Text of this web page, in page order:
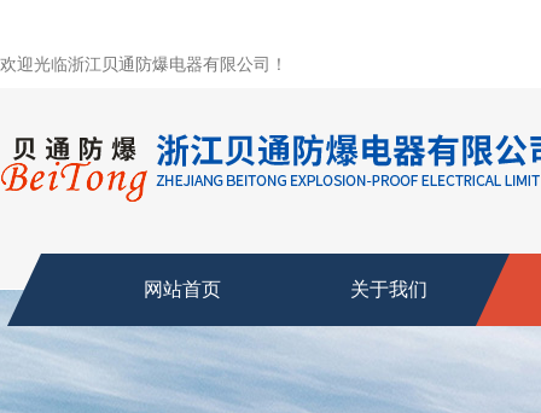
欢迎光临浙江贝通防爆电器有限公司！
网站首页 关于我们